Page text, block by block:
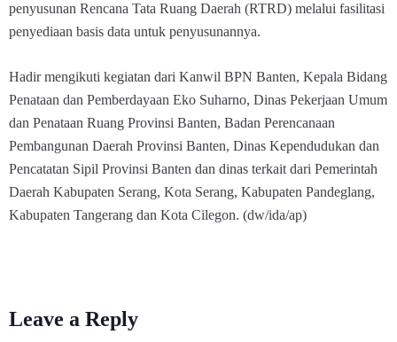
penyusunan Rencana Tata Ruang Daerah (RTRD) melalui fasilitasi
penyediaan basis data untuk penyusunannya.
Hadir mengikuti kegiatan dari Kanwil BPN Banten, Kepala Bidang
Penataan dan Pemberdayaan Eko Suharno, Dinas Pekerjaan Umum
dan Penataan Ruang Provinsi Banten, Badan Perencanaan
Pembangunan Daerah Provinsi Banten, Dinas Kependudukan dan
Pencatatan Sipil Provinsi Banten dan dinas terkait dari Pemerintah
Daerah Kabupaten Serang, Kota Serang, Kabupaten Pandeglang,
Kabupaten Tangerang dan Kota Cilegon. (dw/ida/ap)
Leave a Reply